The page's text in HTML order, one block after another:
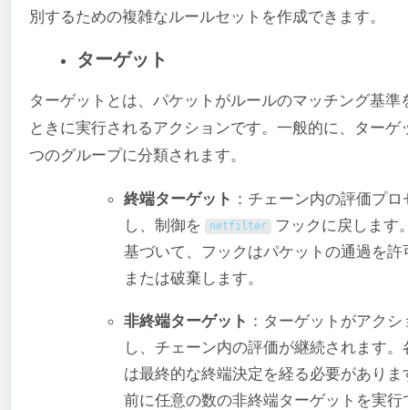
別するための複雑なルールセットを作成できます。
ターゲット
ターゲットとは、パケットがルールのマッチング基準
ときに実行されるアクションです。一般的に、ターゲ
つのグループに分類されます。
終端ターゲット ：チェーン内の評価プ
し、制御を
netfilter フックに戻します
基づいて、フックはパケットの通過を許
または破棄します。
非終端ターゲット ：ターゲットがアク
し、チェーン内の評価が継続されます。
は最終的な終端決定を経る必要がありま
前に任意の数の非終端ターゲットを実行